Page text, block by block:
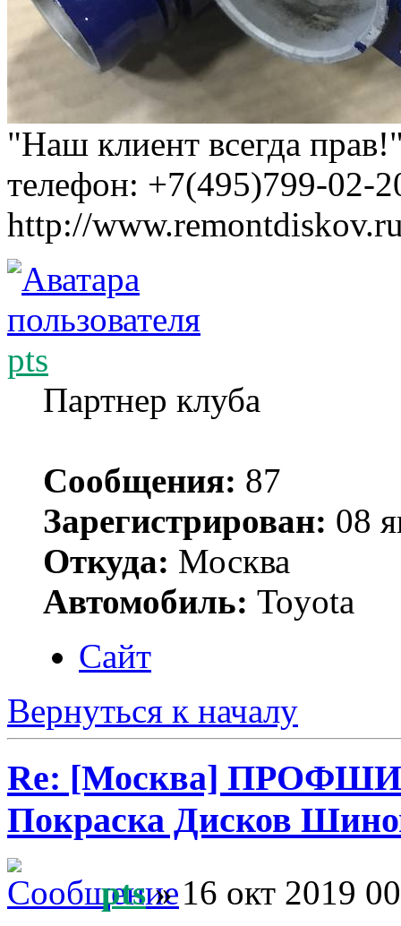
"Наш клиент всегда
телефон: +7(495)799-02-
http://
pts
Партнер клуба
Сообщения: 87
Зарегистрирован: 08
Откуда: Москва
Автомобиль: Toyota
Сайт
Вернуться к началу
Re: [Москва]
Покраска Дисков
pts» 16 окт 2019